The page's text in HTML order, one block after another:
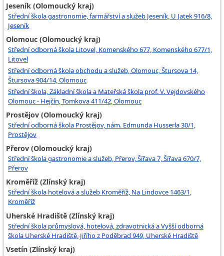
Jeseník (Olomoucký kraj)
Střední škola gastronomie, farmářství a služeb Jeseník, U Jatek 916/8,
Jeseník
Olomouc (Olomoucký kraj)
Střední odborná škola Litovel, Komenského 677, Komenského 677/1,
Litovel
Střední odborná škola obchodu a služeb, Olomouc, Štursova 14,
Štursova 904/14, Olomouc
Střední škola, Základní škola a Mateřská škola prof. V. Vejdovského
Olomouc - Hejčín, Tomkova 411/42, Olomouc
Prostějov (Olomoucký kraj)
Střední odborná škola Prostějov, nám. Edmunda Husserla 30/1,
Prostějov
Přerov (Olomoucký kraj)
Střední škola gastronomie a služeb, Přerov, Šířava 7, Šířava 670/7,
Přerov
Kroměříž (Zlínský kraj)
Střední škola hotelová a služeb Kroměříž, Na Lindovce 1463/1,
Kroměříž
Uherské Hradiště (Zlínský kraj)
Střední škola průmyslová, hotelová, zdravotnická a Vyšší odborná
škola Uherské Hradiště, Jiřího z Poděbrad 949, Uherské Hradiště
Vsetín (Zlínský kraj)